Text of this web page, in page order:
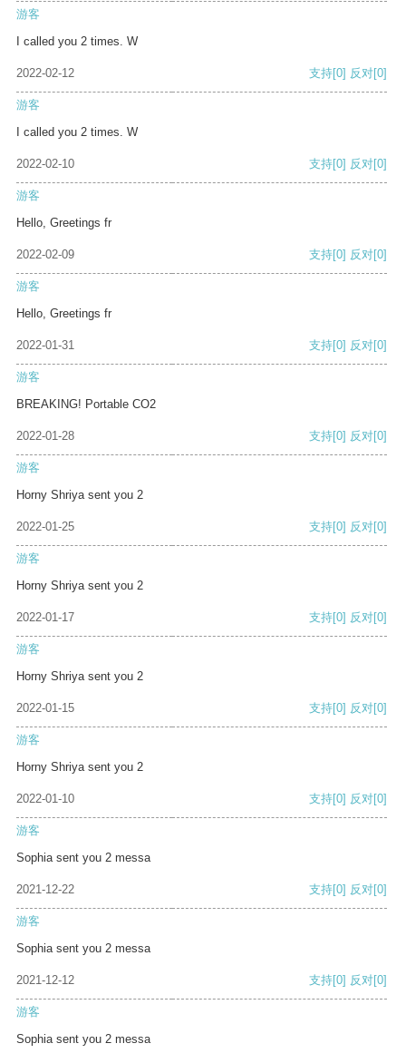
游客
I called you 2 times. W
2022-02-12 支持[0] 反对[0]
游客
I called you 2 times. W
2022-02-10 支持[0] 反对[0]
游客
Hello, Greetings fr
2022-02-09 支持[0] 反对[0]
游客
Hello, Greetings fr
2022-01-31 支持[0] 反对[0]
游客
BREAKING! Portable CO2
2022-01-28 支持[0] 反对[0]
游客
Horny Shriya sent you 2
2022-01-25 支持[0] 反对[0]
游客
Horny Shriya sent you 2
2022-01-17 支持[0] 反对[0]
游客
Horny Shriya sent you 2
2022-01-15 支持[0] 反对[0]
游客
Horny Shriya sent you 2
2022-01-10 支持[0] 反对[0]
游客
Sophia sent you 2 messa
2021-12-22 支持[0] 反对[0]
游客
Sophia sent you 2 messa
2021-12-12 支持[0] 反对[0]
游客
Sophia sent you 2 messa